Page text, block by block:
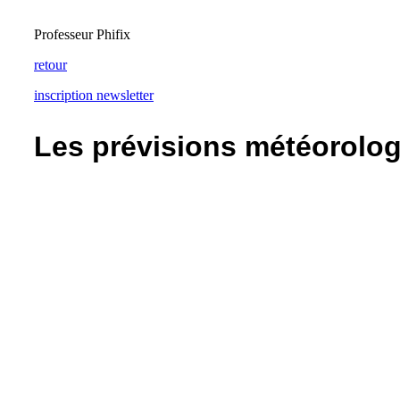
Professeur Phifix
retour
inscription newsletter
Les prévisions